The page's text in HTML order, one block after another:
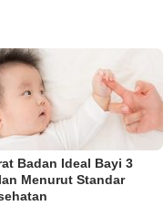
Badan Ideal Bayi 3
Menurut Standar